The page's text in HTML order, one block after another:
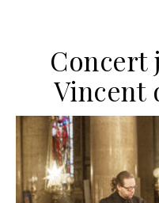
Concert
Vincent